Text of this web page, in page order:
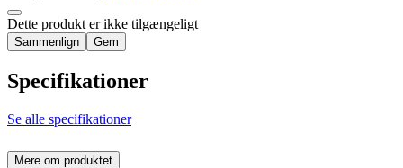
Dette produkt er ikke tilgængeligt
Sammenlign Gem
Specifikationer
Se alle specifikationer
Mere om produktet